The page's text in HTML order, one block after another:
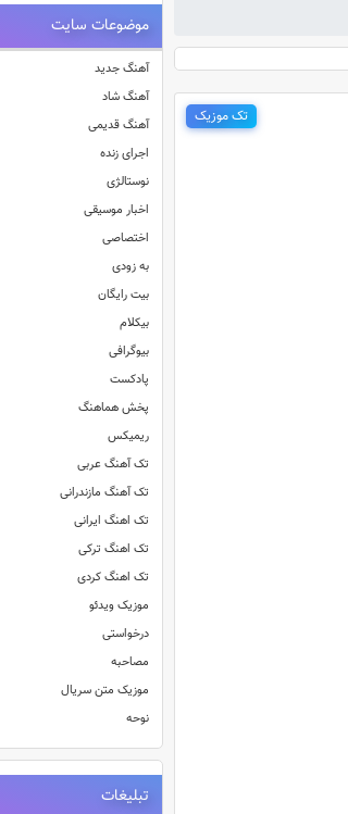
تک موزیک
موضوعات سایت
آهنگ جدید
آهنگ شاد
آهنگ قدیمی
اجرای زنده
نوستالژی
اخبار موسیقی
اختصاصی
به زودی
بیت رایگان
بیکلام
بیوگرافی
پادکست
پخش هماهنگ
ریمیکس
تک آهنگ عربی
تک آهنگ مازندرانی
تک اهنگ ایرانی
تک اهنگ ترکی
تک اهنگ کردی
موزیک ویدئو
درخواستی
مصاحبه
موزیک متن سریال
نوحه
تبلیغات